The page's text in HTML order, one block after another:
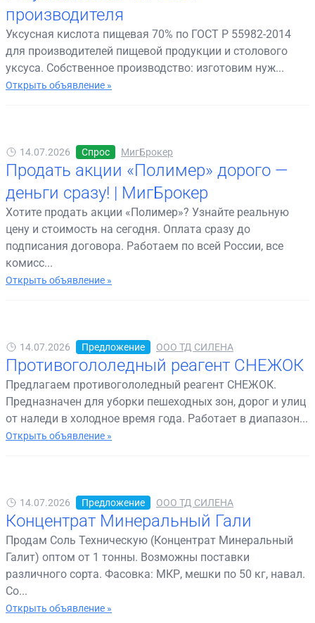
производителя
Уксусная кислота пищевая 70% по ГОСТ Р 55982-2014
для производителей пищевой продукции и столового
уксуса. Собственное производство: изготовим нуж...
Открыть объявление »
14.07.2026 Спрос МигБрокер
Продать акции «Полимер» дорого —
деньги сразу! | МигБрокер
Хотите продать акции «Полимер»? Узнайте реальную
цену и стоимость на сегодня. Оплата сразу до
подписания договора. Работаем по всей России, все
комисс...
Открыть объявление »
14.07.2026 Предложение ООО ТД СИЛЕНА
Противогололедный реагент СНЕЖОК
Предлагаем противогололедный реагент СНЕЖОК.
Предназначен для уборки пешеходных зон, дорог и улиц
от наледи в холодное время года. Работает в диапазон...
Открыть объявление »
14.07.2026 Предложение ООО ТД СИЛЕНА
Концентрат Минеральный Гали
Продам Соль Техническую (Концентрат Минеральный
Галит) оптом от 1 тонны. Возможны поставки
различного сорта. Фасовка: МКР, мешки по 50 кг, навал.
Со...
Открыть объявление »